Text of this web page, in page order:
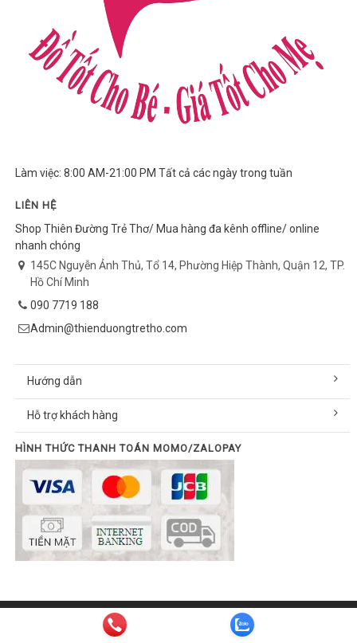
Làm việc: 8:00 AM-21:00 PM Tất cả các ngày trong tuần
LIÊN HỆ
Shop Thiên Đường Trẻ Thơ/ Mua hàng đa kênh offline/ online
nhanh chóng
145C Nguyễn Ảnh Thủ, Tổ 14, Phường Hiệp Thành, Quận 12, TP.
Hồ Chí Minh
090 7719 188
Admin@thienduongtretho.com
Hướng dẫn
Hỗ trợ khách hàng
HÌNH THỨC THANH TOÁN MOMO/ZALOPAY
© Bản quyền thuộc về thienduongtretho.com | Cung cấp bởi
info@thienduongtretho.com | Hotline:090 7719 188